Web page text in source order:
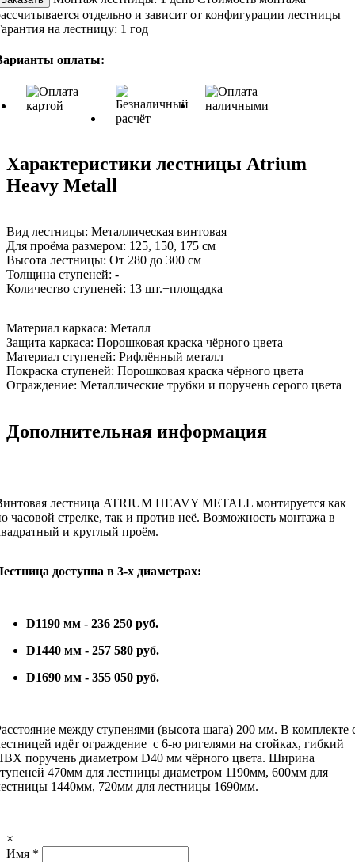
отдельно и зависит от конфигурации лестницы
на лестницу: 1 год
оплаты:
Характеристики лестницы Atrium
Heavy Metall
Вид лестницы: Металлическая винтовая
Для проёма размером: 125, 150, 175 см
Высота лестницы: От 280 до 300 см
Толщина ступеней: -
Количество ступеней: 13 шт.+площадка
Материал каркаса: Металл
Защита каркаса: Порошковая краска чёрного цвета
Материал ступеней: Рифлённый металл
Покраска ступеней: Порошковая краска чёрного цвета
Ограждение: Металлические трубки и поручень серого цвета
Дополнительная информация
лестница ATRIUM HEAVY METALL монтируется как
часовой стрелке, так и против неё. Возможность монтажа в
и круглый проём.
доступна в 3-х диаметрах:
D1190 мм - 236 250 руб.
D1440 мм - 257 580 руб.
D1690 мм - 355 050 руб.
между ступенями (высота шага) 200 мм. В комплекте
идёт ограждение с 6-ю ригелями на стойках, гибкий
поручень диаметром D40 мм чёрного цвета. Ширина
470мм для лестницы диаметром 1190мм, 600мм для
1440мм, 720мм для лестницы 1690мм.
×
Имя *